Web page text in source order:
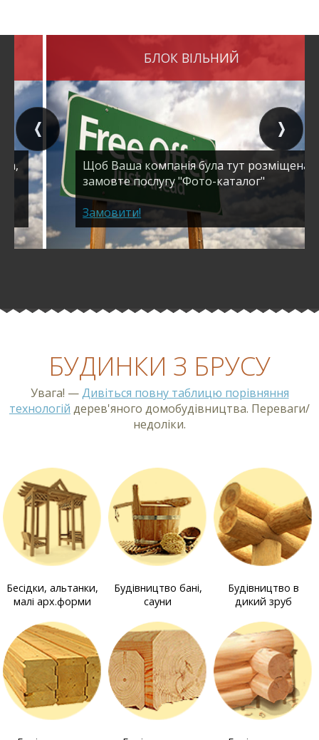
БЛОК ВІЛЬНИЙ
Щоб Ваша компанія була тут розміщена,
замовте послугу "Фото-каталог"
Замовити!
БУДИНКИ З БРУСУ
Увага! —Дивіться повну таблицю порівняння
технологій дерев'яного домобудівництва. Переваги/
недоліки.
Бесідки, альтанки,
малі арх.форми
Будівництво бані,
сауни
Будівництво в
дикий зруб